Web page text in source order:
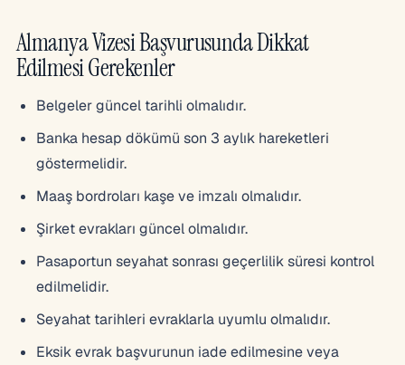
Almanya Vizesi Başvurusunda Dikkat
Edilmesi Gerekenler
Belgeler güncel tarihli olmalıdır.
Banka hesap dökümü son 3 aylık hareketleri
göstermelidir.
Maaş bordroları kaşe ve imzalı olmalıdır.
Şirket evrakları güncel olmalıdır.
Pasaportun seyahat sonrası geçerlilik süresi kontrol
edilmelidir.
Seyahat tarihleri evraklarla uyumlu olmalıdır.
Eksik evrak başvurunun iade edilmesine veya